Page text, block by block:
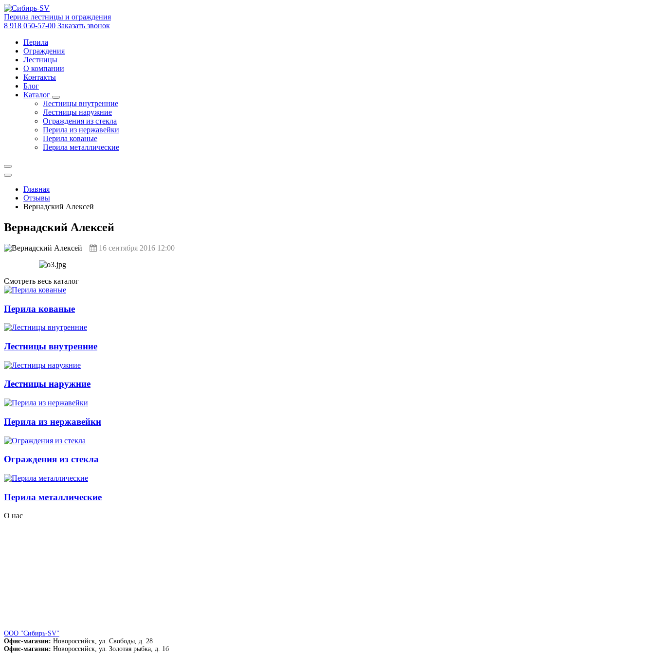
Перила лестницы и ограждения
8 918 050-57-00 Заказать звонок
Перила
Ограждения
Лестницы
О компании
Контакты
Блог
Каталог
Лестницы внутренние
Лестницы наружние
Ограждения из стекла
Перила из нержавейки
Перила кованые
Перила металлические
Главная
Отзывы
Вернадский Алексей
Вернадский Алексей
16 сентября 2016 12:00
Смотреть весь каталог
Перила кованые
Лестницы внутренние
Лестницы наружние
Перила из нержавейки
Ограждения из стекла
Перила металлические
О нас
ООО "Сибирь-SV"
Офис-магазин: Новороссийск ул. Свободы, д. 28
Офис-магазин: Новороссийск ул. Золотая рыбка, д. 1б